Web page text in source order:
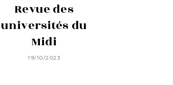
Revue des
universités du
Midi
19/10/2023